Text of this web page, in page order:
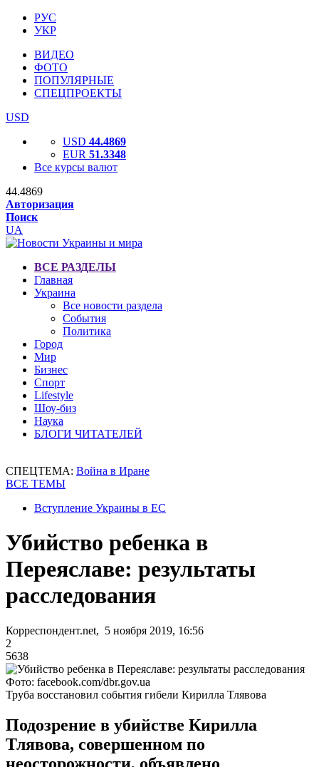
РУС
УКР
ВИДЕО
ФОТО
ПОПУЛЯРНЫЕ
СПЕЦПРОЕКТЫ
USD
USD 44.4869
EUR 51.3348
Все курсы валют
44.4869
Авторизация
Поиск
UA
ВСЕ РАЗДЕЛЫ
Главная
Украина
Все новости раздела
События
Политика
Город
Мир
Бизнес
Спорт
Lifestyle
Шоу-биз
Наука
БЛОГИ ЧИТАТЕЛЕЙ
СПЕЦТЕМА: Война в Иране
ВСЕ ТЕМЫ
Вступление Украины в ЕС
Убийство ребенка в
Переяславе: результаты
расследования
Корреспондент.net, 5 ноября 2019, 16:56
2
5638
Фото: facebook.com/dbr.gov.ua
Труба восстановил события гибели Кирилла Тлявова
Подозрение в убийстве Кирилла
Тлявова, совершенном по
неосторожности, объявлено